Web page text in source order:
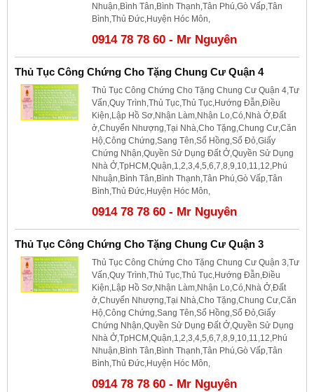
Nhuận,Bình Tân,Bình Thạnh,Tân Phú,Gò Vấp,Tân
Bình,Thủ Đức,Huyện Hóc Môn,
0914 78 78 60 - Mr Nguyên
Thủ Tục Công Chứng Cho Tặng Chung Cư Quận 4
Thủ Tục Công Chứng Cho Tặng Chung Cư Quận 4,Tư
Vấn,Quy Trình,Thủ Tục,Thủ Tục,Hướng Đẫn,Điều
Kiện,Lập Hồ Sơ,Nhận Làm,Nhận Lo,Có,Nhà Ở,Đất
ở,Chuyển Nhượng,Tại Nhà,Cho Tặng,Chung Cư,Căn
Hộ,Công Chứng,Sang Tên,Sổ Hồng,Sổ Đỏ,Giấy
Chứng Nhận,Quyền Sử Dụng Đất Ở,Quyền Sử Dụng
Nhà Ở,TpHCM,Quận,1,2,3,4,5,6,7,8,9,10,11,12,Phú
Nhuận,Bình Tân,Bình Thạnh,Tân Phú,Gò Vấp,Tân
Bình,Thủ Đức,Huyện Hóc Môn,
0914 78 78 60 - Mr Nguyên
Thủ Tục Công Chứng Cho Tặng Chung Cư Quận 3
Thủ Tục Công Chứng Cho Tặng Chung Cư Quận 3,Tư
Vấn,Quy Trình,Thủ Tục,Thủ Tục,Hướng Đẫn,Điều
Kiện,Lập Hồ Sơ,Nhận Làm,Nhận Lo,Có,Nhà Ở,Đất
ở,Chuyển Nhượng,Tại Nhà,Cho Tặng,Chung Cư,Căn
Hộ,Công Chứng,Sang Tên,Sổ Hồng,Sổ Đỏ,Giấy
Chứng Nhận,Quyền Sử Dụng Đất Ở,Quyền Sử Dụng
Nhà Ở,TpHCM,Quận,1,2,3,4,5,6,7,8,9,10,11,12,Phú
Nhuận,Bình Tân,Bình Thạnh,Tân Phú,Gò Vấp,Tân
Bình,Thủ Đức,Huyện Hóc Môn,
0914 78 78 60 - Mr Nguyên